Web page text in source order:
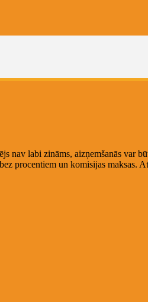
nav labi zināms, aizņemšanās var
procentiem un komisijas maksas.